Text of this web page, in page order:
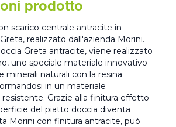
prodotto
scarico centrale antracite in
realizzato dall'azienda Morini.
Greta antracite, viene realizzato
uno speciale materiale innovativo
minerali naturali con la resina
in un materiale
Grazie alla finitura effetto
del piatto doccia diventa
Morini con finitura antracite, può